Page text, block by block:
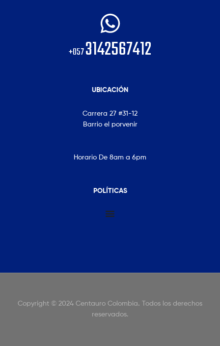
+0573142567412
UBICACIÓN
Carrera 27 #31-12
Barrio el porvenir
Horario De 8am a 6pm
POLÍTICAS
Copyright © 2024 Centauro Colombia. Todos los derechos
reservados.